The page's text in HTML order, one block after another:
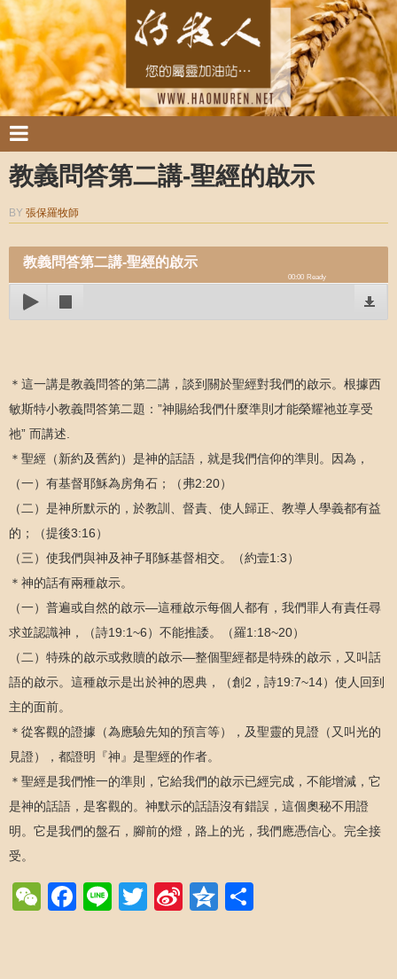
教義問答第二講-聖經的啟示
BY 張保羅牧師
教義問答第二講-聖經的啟示
00:00 Ready
＊這一講是教義問答的第二講，談到關於聖經對我們的啟示。根據西
敏斯特小教義問答第二題：”神賜給我們什麼準則才能榮耀祂並享受
祂” 而講述.
＊聖經（新約及舊約）是神的話語，就是我們信仰的準則。因為，
（一）有基督耶穌為房角石；（弗2:20）
（二）是神所默示的，於教訓、督責、使人歸正、教導人學義都有益
的；（提後3:16）
（三）使我們與神及神子耶穌基督相交。（約壹1:3）
＊神的話有兩種啟示。
（一）普遍或自然的啟示—這種啟示每個人都有，我們罪人有責任尋
求並認識神，（詩19:1~6）不能推諉。（羅1:18~20）
（二）特殊的啟示或救贖的啟示—整個聖經都是特殊的啟示，又叫話
語的啟示。這種啟示是出於神的恩典，（創2，詩19:7~14）使人回到
主的面前。
＊從客觀的證據（為應驗先知的預言等），及聖靈的見證（又叫光的
見證），都證明『神』是聖經的作者。
＊聖經是我們惟一的準則，它給我們的啟示已經完成，不能增減，它
是神的話語，是客觀的。神默示的話語沒有錯誤，這個奧秘不用證
明。它是我們的盤石，腳前的燈，路上的光，我們應憑信心。完全接
受。
WeChat
Facebook
LineTwitter
SinaQzone